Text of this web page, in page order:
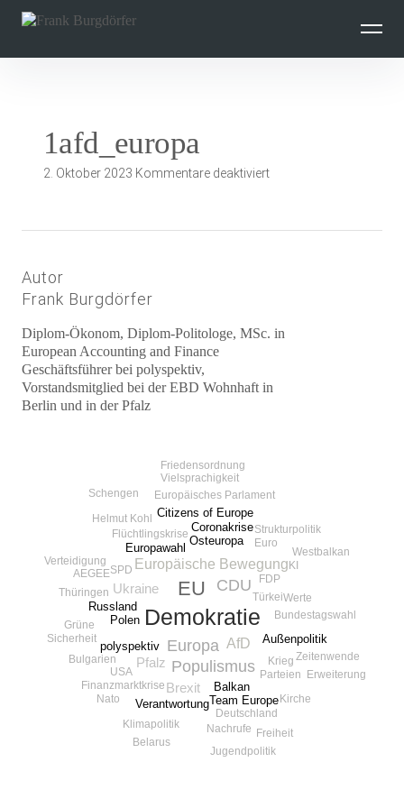
überspringen
1afd_europa
2. Oktober 2023 Kommentare deaktiviertfür
Autor
Frank Burgdörfer
Diplom-Ökonom, Diplom-Politologe, MSc. in
European Accounting and Finance
Geschäftsführer bei polyspektiv,
Vorstandsmitglied bei der EBD Wohnhaft in
Berlin und in der Pfalz
Demokratie
EU
Europa
CDU
Populismus
AfD
Europäische Bewegung
Ukraine
Brexit
Pfalz
Osteuropa
polyspektiv
Europawahl
Team Europe
Russland
Balkan
Coronakrise
Außenpolitik
Citizens of Europe
Polen
Verantwortung
FDP
Finanzmarktkrise
Flüchtlingskrise
Bundestagswahl
Werte
Euro
Krieg
Parteien
USA
Klimapolitik Nachrufe
SPD
Deutschland
Europäisches Parlament
Grüne
Helmut Kohl
Jugendpolitik
Kirche
Sicherheit
Strukturpolitik
Türkei
Vielsprachigkeit
AEGEE
Belarus
Bulgarien
Erweiterung
Freiheit
Friedensordnung
KI
Nato
Schengen
Thüringen
Verteidigung
Westbalkan
Zeitenwende